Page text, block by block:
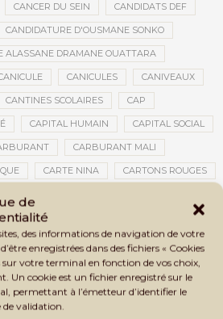
de
des informations de navigation de votre
enregistrées dans des fichiers « Cookies
sur votre terminal en fonction de vos choix,
Un cookie est un fichier enregistré sur le
permettant à l’émetteur d’identifier le
validation.
CANCER DU SEIN CANDIDATS DEF
CANDIDATURE D'OUSMANE SONKO
ALASSANE DRAMANE OUATTARA
CANICULES CANIVEAUX
CANTINES SCOLAIRES CAP
CAPITAL HUMAIN CAPITAL SOCIAL
CARBURANT MALI
CARTE NINA CARTONS ROUGES
CAUTION DE VISA CDAT CECOGEC
CÉLÉBRATION NATIONALE CEMAC
CENOU CENSURE
CENTRALE SOLAIRE